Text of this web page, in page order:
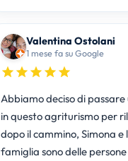
Valentina Ostolani
1 mese fa su Google
Abbiamo deciso di
in questo agriturismo per
dopo il cammino, Simona e
famiglia sono delle